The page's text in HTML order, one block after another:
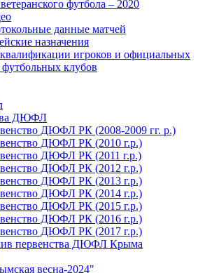
футбола – 2020
данные матчей
назначения
игроков и официальных
клубов
ДЮФЛ
ДЮФЛ РК (2008-2009 гг. р.)
ДЮФЛ РК (2010 г.р.)
ДЮФЛ РК (2011 г.р.)
ДЮФЛ РК (2012 г.р.)
ДЮФЛ РК (2013 г.р.)
ДЮФЛ РК (2014 г.р.)
ДЮФЛ РК (2015 г.р.)
ДЮФЛ РК (2016 г.р.)
ДЮФЛ РК (2017 г.р.)
первенства ДЮФЛ Крыма
весна-2024"